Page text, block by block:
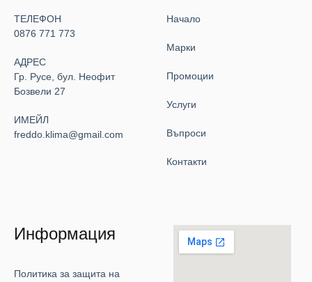
ТЕЛЕФОН
0876 771 773
АДРЕС
Гр. Русе, бул. Неофит
Бозвели 27
ИМЕЙЛ
freddo.klima@gmail.com
Начало
Марки
Промоции
Услуги
Въпроси
Контакти
Информация
Политика за защита на